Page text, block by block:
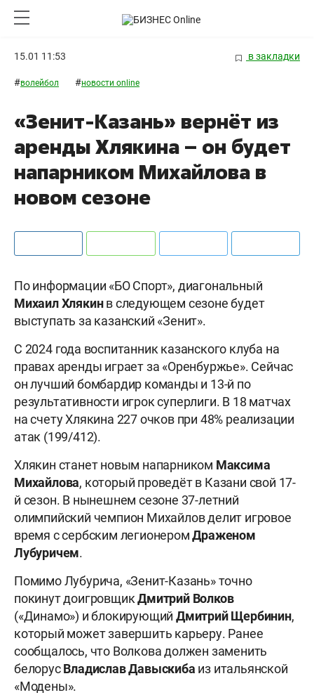
15.01 11:53 в закладки
#волейбол #новости online
«Зенит-Казань» вернёт из
аренды Хлякина – он будет
напарником Михайлова в
новом сезоне
По информации «БО Спорт», диагональный
МихаилХлякинв следующем сезоне будет
выступать за казанский «Зенит».
С 2024 года воспитанник казанского клуба на
правах аренды играет за «Оренбуржье». Сейчас
он лучший бомбардир команды и 13-й по
результативности игрок суперлиги. В 18 матчах
на счету Хлякина 227 очков при 48% реализации
атак (199/412).
Хлякин станет новым напарником Максима
Михайлова, который проведёт в Казани свой 17-
й сезон. В нынешнем сезоне 37-летний
олимпийский чемпион Михайлов делит игровое
время с сербским легионеромДраженом
Лубуричем.
Помимо Лубурича, «Зенит-Казань» точно
покинут доигровщикДмитрий Волков
(«Динамо») и блокирующийДмитрий Щербинин,
который может завершить карьеру. Ранее
сообщалось, что Волкова должен заменить
белорусВладислав Давыскиба из итальянской
«Модены».